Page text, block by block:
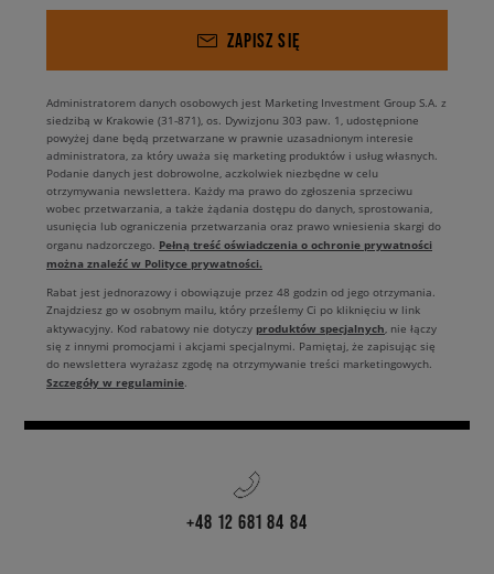
ZAPISZ SIĘ
Administratorem danych osobowych jest Marketing Investment Group S.A. z
siedzibą w Krakowie (31-871), os. Dywizjonu 303 paw. 1, udostępnione
powyżej dane będą przetwarzane w prawnie uzasadnionym interesie
administratora, za który uważa się marketing produktów i usług własnych.
Podanie danych jest dobrowolne, aczkolwiek niezbędne w celu
otrzymywania newslettera. Każdy ma prawo do zgłoszenia sprzeciwu
wobec przetwarzania, a także żądania dostępu do danych, sprostowania,
usunięcia lub ograniczenia przetwarzania oraz prawo wniesienia skargi do
organu nadzorczego. Pełną treść oświadczenia o ochronie prywatności
można znaleźć w Polityce prywatności.
Rabat jest jednorazowy i obowiązuje przez 48 godzin od jego otrzymania.
Znajdziesz go w osobnym mailu, który prześlemy Ci po kliknięciu w link
aktywacyjny. Kod rabatowy nie dotyczy produktów specjalnych, nie łączy
się z innymi promocjami i akcjami specjalnymi. Pamiętaj, że zapisując się
do newslettera wyrażasz zgodę na otrzymywanie treści marketingowych.
Szczegóły w regulaminie.
+48 12 681 84 84